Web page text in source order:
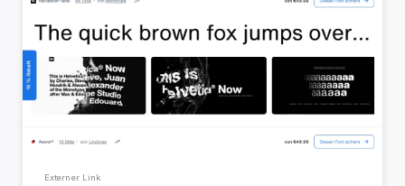
Externer Link